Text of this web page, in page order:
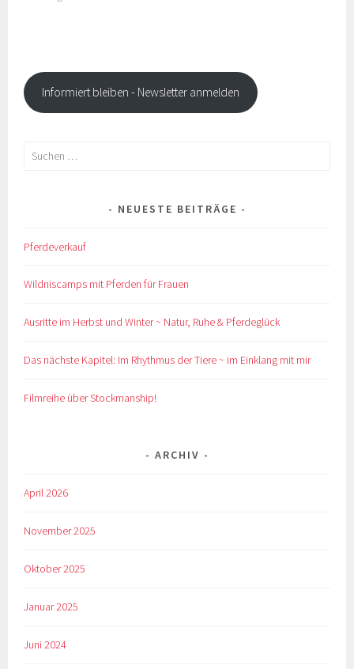
Informiert bleiben - Newsletter anmelden
Suchen
NEUESTE BEITRÄGE
Pferdeverkauf
Wildniscamps mit Pferden für Frauen
Ausritte im Herbst und Winter ~ Natur, Ruhe & Pferdeglück
Das nächste Kapitel: Im Rhythmus der Tiere ~ im Einklang mit mir
Filmreihe über Stockmanship!
ARCHIV
April 2026
November 2025
Oktober 2025
Januar 2025
Juni 2024